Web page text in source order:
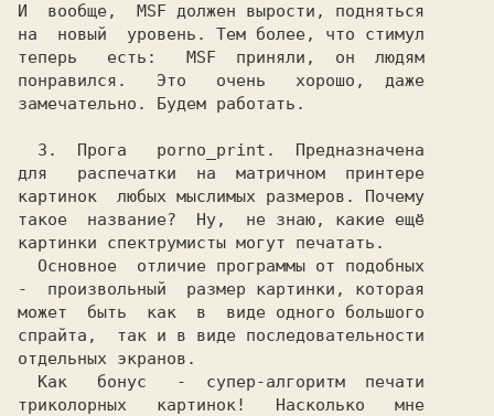
И  вообще, MSF должен вырости, подняться
на  новый  уровень. Тем более, что стимул
теперь   есть:
MSF приняли,  он  людям
понравился.   Это   очень   хорошо,  даже
замечательно. Будем работать.
3. Прога porno_print. Предназначена
для   распечатки  на  матричном  принтере
картинок  любых мыслимых размеров. Почему
такое  название?  Ну,  не знаю, какие ещё
картинки спектрумисты могут печатать.
- произвольный  размер картинки, которая
может  быть  как  в  виде одного большого
спрайта,  так и в виде последовательности
отдельных экранов.
  Как   бонус   -  супер-алгоритм
печати
триколорных   картинок! Насколько   мне